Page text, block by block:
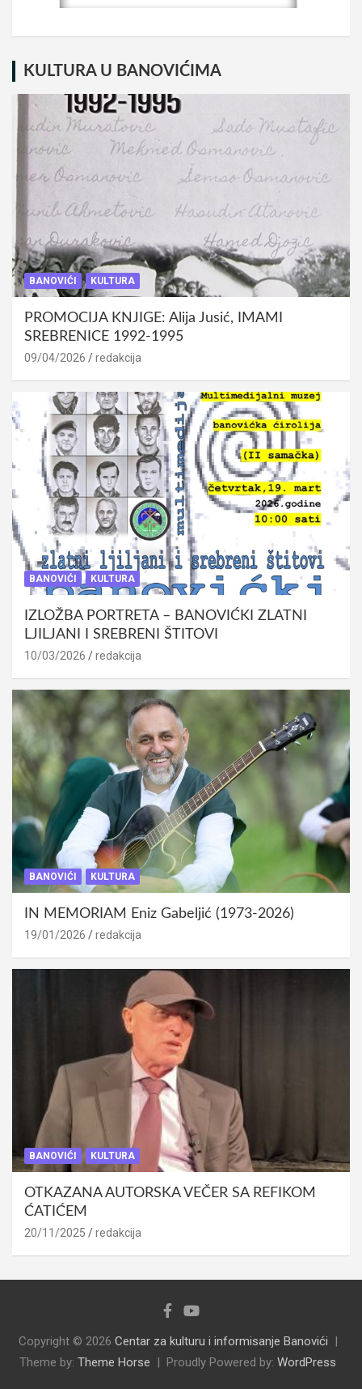
KULTURA U BANOVIĆIMA
BANOVIĆI KULTURA
PROMOCIJA KNJIGE: Alija Jusić, IMAMI
SREBRENICE 1992-1995
09/04/2026 redakcija
BANOVIĆI KULTURA
IZLOŽBA PORTRETA – BANOVIĆKI ZLATNI
LJILJANI I SREBRENI ŠTITOVI
10/03/2026 redakcija
BANOVIĆI KULTURA
IN MEMORIAM Eniz Gabeljić (1973-2026)
19/01/2026 redakcija
BANOVIĆI KULTURA
OTKAZANA AUTORSKA VEČER SA REFIKOM
ĆATIĆEM
20/11/2025 redakcija
Copyright © 2026 Centar za kulturu i informisanje Banovići
Theme by: Theme Horse Proudly Powered by: WordPress